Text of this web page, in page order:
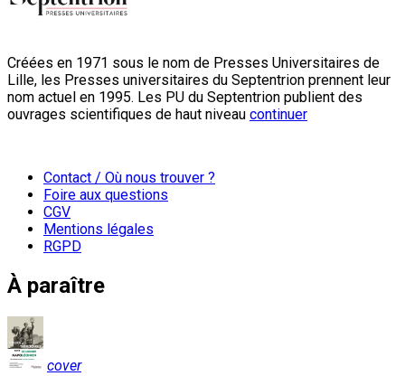
Créées en 1971 sous le nom de Presses Universitaires de
Lille, les Presses universitaires du Septentrion prennent leur
nom actuel en 1995. Les PU du Septentrion publient des
ouvrages scientifiques de haut niveau continuer
Contact / Où nous trouver ?
Foire aux questions
CGV
Mentions légales
RGPD
À paraître
cover